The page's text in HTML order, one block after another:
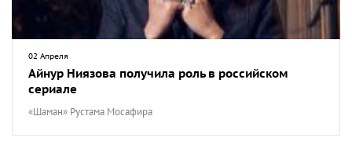
02 Апреля
Айнур Ниязова получила роль в российском
сериале
«Шаман» Рустама Мосафира